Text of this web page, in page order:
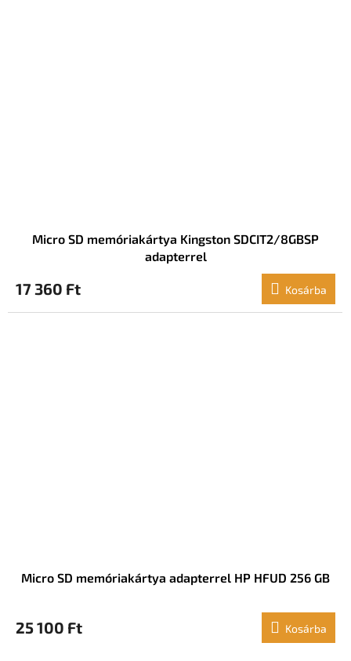
Micro SD memóriakártya Kingston SDCIT2/8GBSP
adapterrel
17 360 Ft Kosárba
Micro SD memóriakártya adapterrel HP HFUD 256 GB
25 100 Ft Kosárba